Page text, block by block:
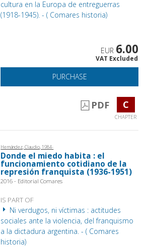
cultura en la Europa de entreguerras
(1918-1945). - ( Comares historia)
EUR 6.00
VAT Excluded
PURCHASE
PDF C
CHAPTER
Hernández, Claudio, 1984-
Donde el miedo habita : el
funcionamiento cotidiano de la
represión franquista (1936-1951)
2016 - Editorial Comares
IS PART OF
Ni verdugos, ni víctimas : actitudes
sociales ante la violencia, del franquismo
a la dictadura argentina. - ( Comares
historia)